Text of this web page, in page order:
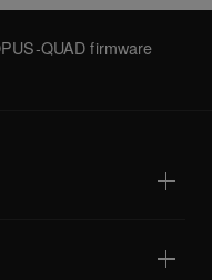
QUAD firmware